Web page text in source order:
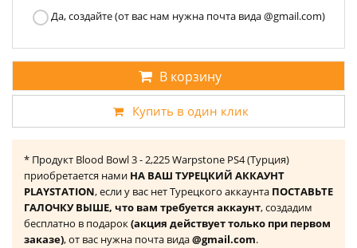
Да, создайте (от вас нам нужна почта вида @gmail.com)
В корзину
Купить в один клик
* Продукт Blood Bowl 3 - 2,225 Warpstone PS4 (Турция)
приобретается нами НА ВАШ ТУРЕЦКИЙ АККАУНТ
PLAYSTATION, если у вас нет Турецкого аккаунта ПОСТАВЬТЕ
ГАЛОЧКУ ВЫШЕ, что вам требуется аккаунт, создадим
бесплатно в подарок(акция действует только при первом
заказе), от вас нужна почта вида@gmail.com.